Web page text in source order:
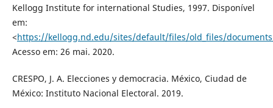
Kellogg Institute for international Studies, 1997. Disponível
em:
<https://kellogg.nd.edu/sites/default/files/old_files/
Acesso em: 26 mai. 2020.
CRESPO, J. A. Elecciones y democracia. México, Ciudad de
México: Instituto Nacional Electoral. 2019.